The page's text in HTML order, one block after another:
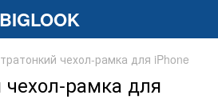
BIGLOOK
чехол-рамка для iPhone
чехол-рамка для